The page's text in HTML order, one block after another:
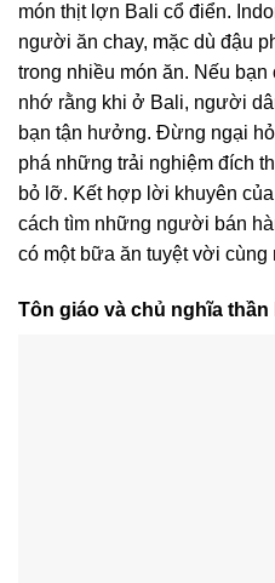
món thịt lợn Bali cổ điển.
người ăn chay, mặc dù đậu
trong nhiều món ăn. Nếu
nhớ rằng khi ở Bali, người
bạn tận hưởng. Đừng ngại
phá những trải nghiệm đích
bỏ lỡ. Kết hợp lời khuyên
cách tìm những người bán
có một bữa ăn tuyệt vời
Tôn giáo và chủ nghĩa